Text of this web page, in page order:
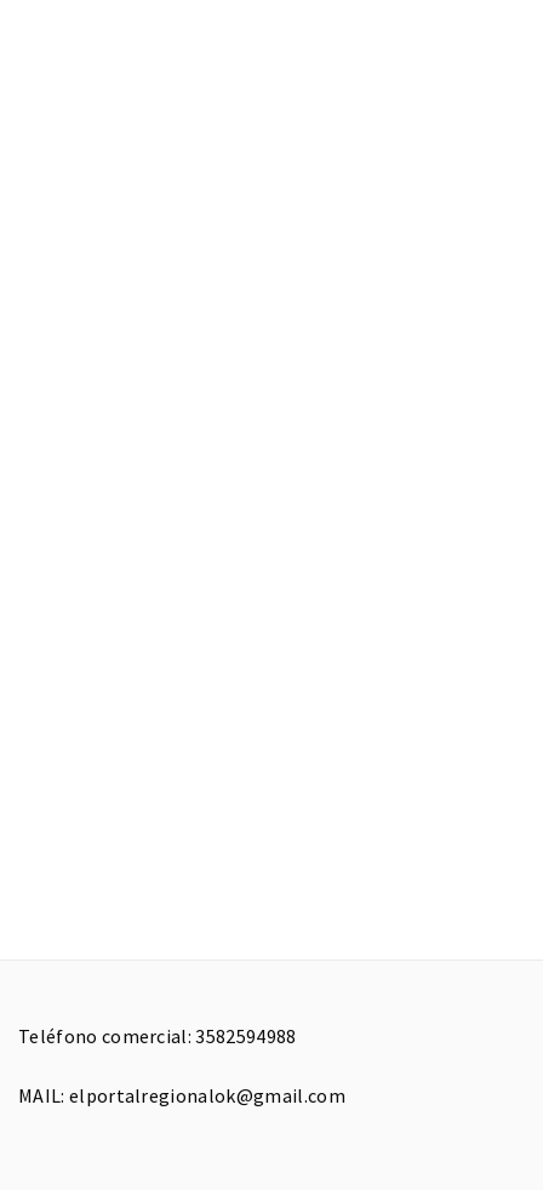
Teléfono comercial: 3582594988
MAIL: elportalregionalok@gmail.com